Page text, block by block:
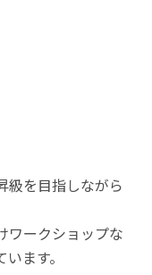
級を目指しながら
ワークショップな
ます。